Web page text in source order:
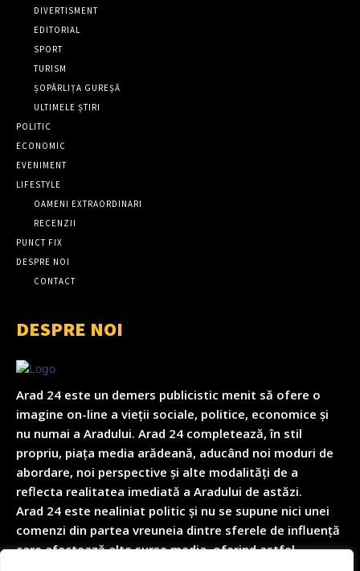
DIVERTISMENT
EDITORIAL
SPORT
TURISM
ȘOPÂRLIȚA GUREȘĂ
ULTIMELE ȘTIRI
POLITIC
ECONOMIC
EVENIMENT
LIFESTYLE
OAMENI EXTRAORDINARI
RECENZII
PUNCT FIX
DESPRE NOI
CONTACT
DESPRE NOI
Arad 24 este un demers publicistic menit să ofere o
imagine on-line a vieții sociale, politice, economice și
nu numai a Aradului. Arad 24 completează, în stil
propriu, piața media arădeană, aducând noi moduri de
abordare, noi perspective și alte modalități de a
reflecta realitatea imediată a Aradului de astăzi.
Arad 24 este nealiniat politic și nu se supune nici unei
comenzi din partea vreuneia dintre sferele de influență
care afectează alte surse media, oferind astfel